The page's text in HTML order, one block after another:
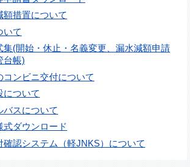
額措置について
いて
集(開始・休止・名義変更、漏水減額申請
台帳)
コンビニ交付について
について
バスについて
式ダウンロード
確認システム（軽JNKS）について